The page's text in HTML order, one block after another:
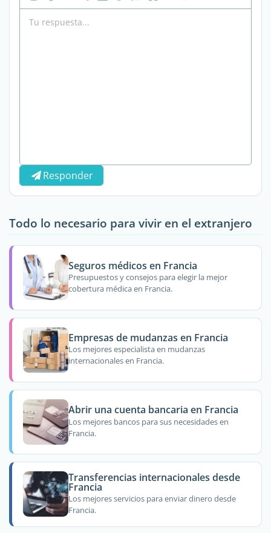
Responder
Todo lo necesario para vivir en el extranjero
Seguros médicos en Francia
Presupuestos y consejos para elegir la mejor
cobertura médica en Francia.
Empresas de mudanzas en Francia
Los mejores especialista en mudanzas
internacionales en Francia.
Abrir una cuenta bancaria en Francia
Los mejores bancos para sus necesidades en
Francia.
Transferencias internacionales desde
Francia
Los mejores servicios para enviar dinero desde
Francia.